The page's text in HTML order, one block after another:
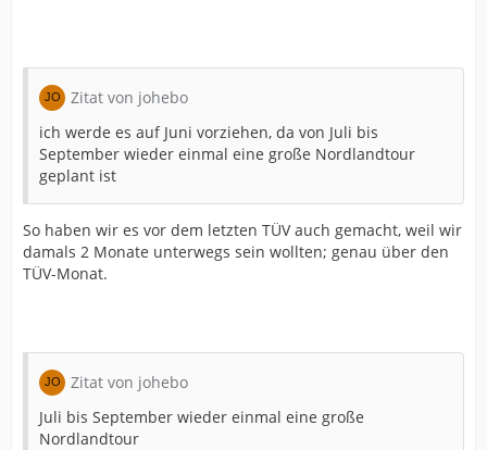
Zitat von johebo
ich werde es auf Juni vorziehen, da von Juli bis
September wieder einmal eine große Nordlandtour
geplant ist
So haben wir es vor dem letzten TÜV auch gemacht, weil wir
damals 2 Monate unterwegs sein wollten; genau über den
TÜV-Monat.
Zitat von johebo
Juli bis September wieder einmal eine große
Nordlandtour